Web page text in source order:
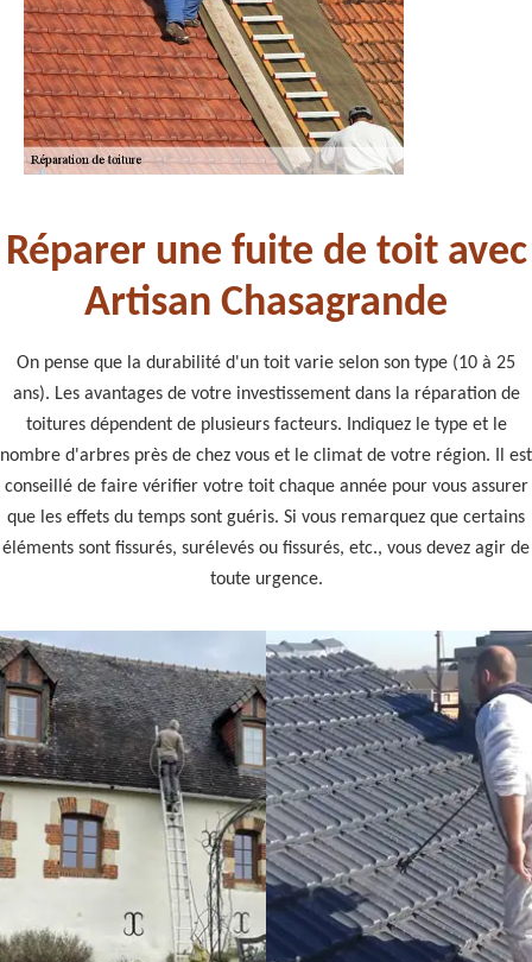
Réparer une fuite de toit avec
Artisan Chasagrande
On pense que la durabilité d'un toit varie selon son type (10 à 25
ans). Les avantages de votre investissement dans la réparation de
toitures dépendent de plusieurs facteurs. Indiquez le type et le
nombre d'arbres près de chez vous et le climat de votre région. Il est
conseillé de faire vérifier votre toit chaque année pour vous assurer
que les effets du temps sont guéris. Si vous remarquez que certains
éléments sont fissurés, surélevés ou fissurés, etc., vous devez agir de
toute urgence.